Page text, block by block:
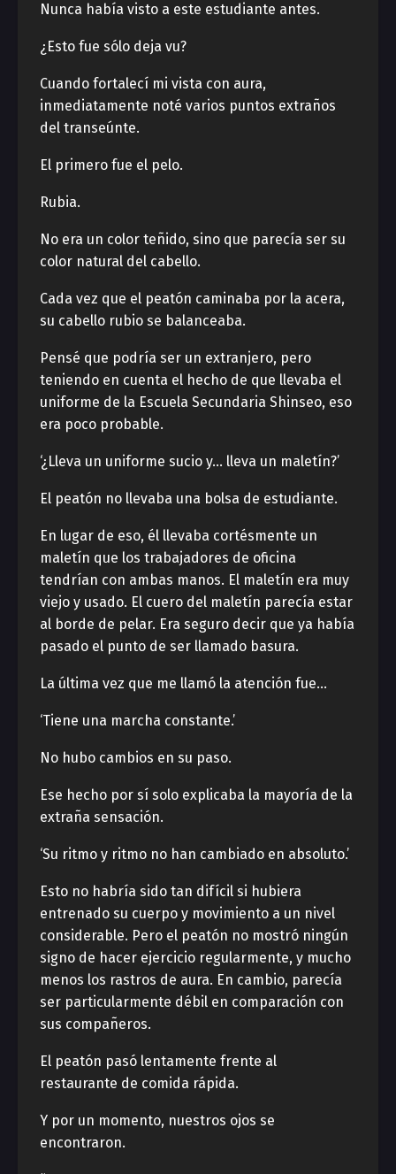
Nunca había visto a este estudiante antes.
¿Esto fue sólo deja vu?
Cuando fortalecí mi vista con aura,
inmediatamente noté varios puntos extraños
del transeúnte.
El primero fue el pelo.
Rubia.
No era un color teñido, sino que parecía ser su
color natural del cabello.
Cada vez que el peatón caminaba por la acera,
su cabello rubio se balanceaba.
Pensé que podría ser un extranjero, pero
teniendo en cuenta el hecho de que llevaba el
uniforme de la Escuela Secundaria Shinseo, eso
era poco probable.
‘¿Lleva un uniforme sucio y… lleva un maletín?’
El peatón no llevaba una bolsa de estudiante.
En lugar de eso, él llevaba cortésmente un
maletín que los trabajadores de oficina
tendrían con ambas manos. El maletín era muy
viejo y usado. El cuero del maletín parecía estar
al borde de pelar. Era seguro decir que ya había
pasado el punto de ser llamado basura.
La última vez que me llamó la atención fue…
‘Tiene una marcha constante.’
No hubo cambios en su paso.
Ese hecho por sí solo explicaba la mayoría de la
extraña sensación.
‘Su ritmo y ritmo no han cambiado en absoluto.’
Esto no habría sido tan difícil si hubiera
entrenado su cuerpo y movimiento a un nivel
considerable. Pero el peatón no mostró ningún
signo de hacer ejercicio regularmente, y mucho
menos los rastros de aura. En cambio, parecía
ser particularmente débil en comparación con
sus compañeros.
El peatón pasó lentamente frente al
restaurante de comida rápida.
Y por un momento, nuestros ojos se
encontraron.